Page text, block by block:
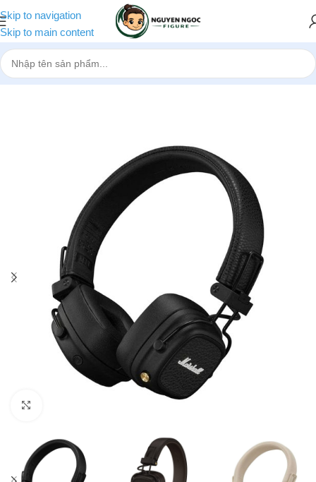
Skip to navigation
Skip to main content
Trang chủ»Cửa hàng»Tai nghe Marshall Major V